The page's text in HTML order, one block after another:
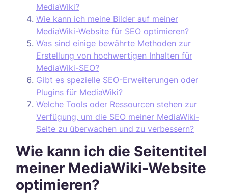
MediaWiki?
Wie kann ich meine Bilder auf meiner
MediaWiki-Website für SEO optimieren?
Was sind einige bewährte Methoden zur
Erstellung von hochwertigen Inhalten für
MediaWiki-SEO?
Gibt es spezielle SEO-Erweiterungen oder
Plugins für MediaWiki?
Welche Tools oder Ressourcen stehen zur
Verfügung, um die SEO meiner MediaWiki-
Seite zu überwachen und zu verbessern?
Wie kann ich die Seitentitel
meiner MediaWiki-Website
optimieren?